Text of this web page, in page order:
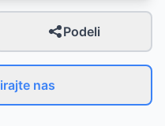
Podeli
nas